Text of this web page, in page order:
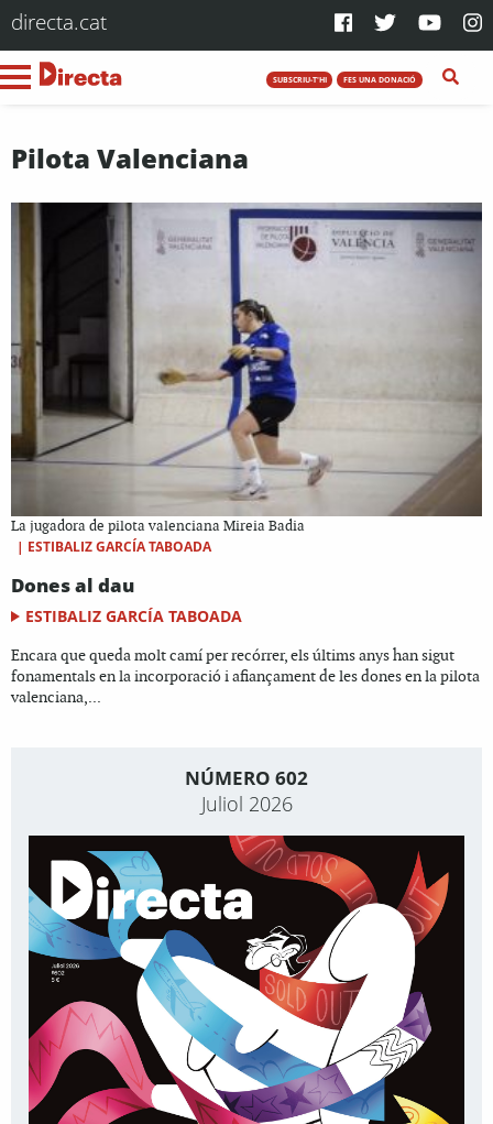
directa.cat
SUBSCRIU-T'HI FES UNA DONACIÓ
Pilota Valenciana
La jugadora de pilota valenciana Mireia Badia
| ESTIBALIZ GARCÍA TABOADA
Dones al dau
ESTIBALIZ GARCÍA TABOADA
Encara que queda molt camí per recórrer, els últims anys han sigut
fonamentals en la incorporació i afiançament de les dones en la pilota
valenciana,...
NÚMERO 602
Juliol 2026